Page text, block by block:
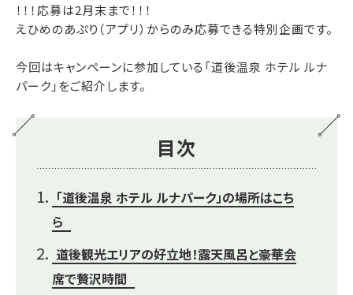
！！！応募は2月末まで！！！
えひめのあぷり（アプリ）からのみ応募できる特別企画です。
今回はキャンペーンに参加している「道後温泉 ホテル ルナ
パーク」をご紹介します。
目次
「道後温泉 ホテル ルナパーク」の場所はこち
ら
道後観光エリアの好立地！露天風呂と豪華会
席で贅沢時間